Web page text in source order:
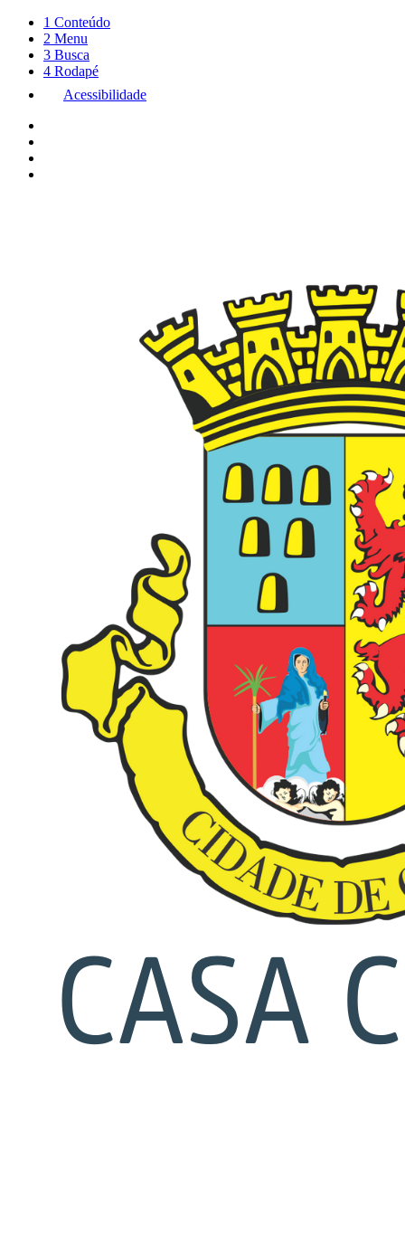
1 Conteúdo
2 Menu
3 Busca
4 Rodapé
Acessibilidade